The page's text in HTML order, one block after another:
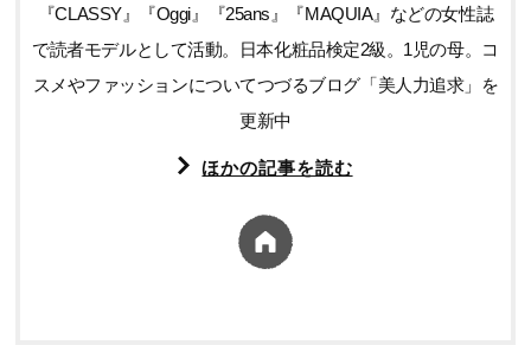
『CLASSY』『Oggi』『25ans』『MAQUIA』などの女性誌
で読者モデルとして活動。日本化粧品検定2級。1児の母。コ
スメやファッションについてつづるブログ「美人力追求」を
更新中
ほかの記事を読む